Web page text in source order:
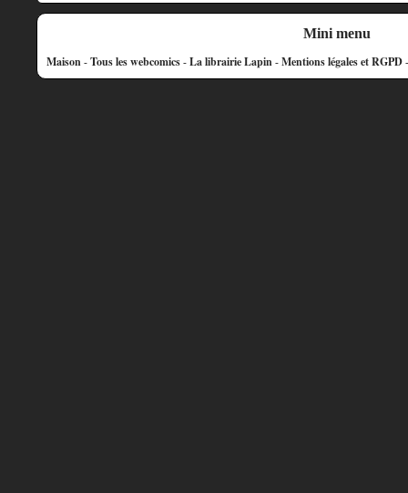
Mini menu
Maison-Tous les webcomics-La librairie Lapin-Mentions légales et RGPD